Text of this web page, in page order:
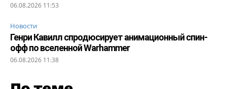
06.08.2026 11:53
Новости
Генри Кавилл спродюсирует анимационный спин-
офф по вселенной Warhammer
06.08.2026 11:38